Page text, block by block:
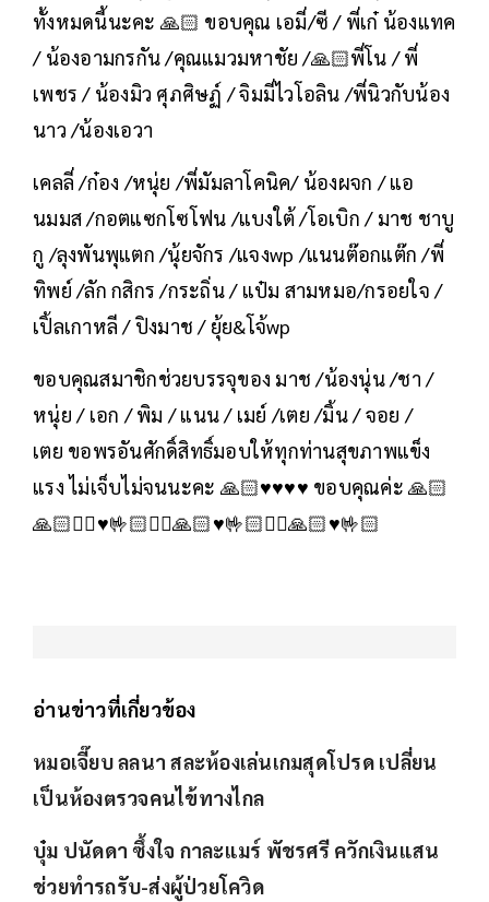
ทั้งหมดนี้นะคะ 🙏🏻 ขอบคุณ เอมี่/ซี / พี่เก๋ น้องแทค
/ น้องอามกรกัน /คุณแมวมหาชัย /🙏🏻พี่โน / พี่
เพชร / น้องมิว ศุภศิษฏ์ / จิมมี่ไวโอลิน /พี่นิวกับน้อง
นาว /น้องเอวา
เคลลี่ /ก๋อง /หนุ่ย /พี่มัมลาโคนิค/ น้องผจก / แอ
นมมส /กอตแซกโซโฟน /แบงใต้ /โอเบิก / มาช ชาบู
กู /ลุงพันพุแตก /นุ้ยจักร /แจงwp /แนนต๊อกแต๊ก /พี่
ทิพย์ /ลัก กสิกร /กระถิ่น / แป๋ม สามหมอ/กรอยใจ /
เปิ้ลเกาหลี / ปิงมาช / ยุ้ย&โจ้wp
ขอบคุณสมาชิกช่วยบรรจุของ มาช /น้องนุ่น /ชา /
หนุ่ย / เอก / พิม / แนน / เมย์ /เตย /มิ้น / จอย /
เตย ขอพรอันศักดิ์สิทธิ์มอบให้ทุกท่านสุขภาพแข็ง
แรง ไม่เจ็บไม่จนนะคะ 🙏🏻♥️♥️♥️♥️ ขอบคุณค่ะ 🙏🏻
🙏🏻✌🏻♥️🤟🏻✌🏻🙏🏻♥️🤟🏻✌🏻🙏🏻♥️🤟🏻
อ่านข่าวที่เกี่ยวข้อง
หมอเจี๊ยบ ลลนา สละห้องเล่นเกมสุดโปรด เปลี่ยน
เป็นห้องตรวจคนไข้ทางไกล
บุ๋ม ปนัดดา ซึ้งใจ กาละแมร์ พัชรศรี ควักเงินแสน
ช่วยทำรถรับ-ส่งผู้ป่วยโควิด